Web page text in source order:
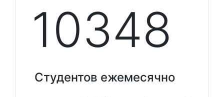
10348
Студентов ежемесячно